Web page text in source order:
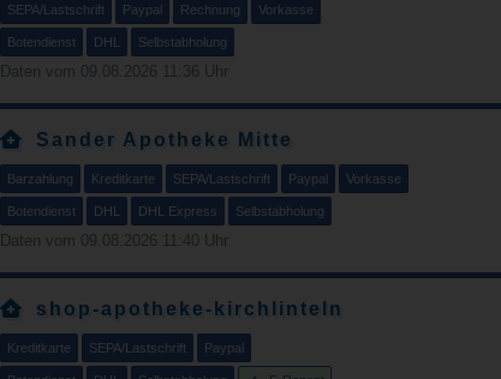
SEPA/Lastschrift Paypal Rechnung Vorkasse
Botendienst DHL Selbstabholung
Daten vom 09.08.2026 11:36 Uhr
Sander Apotheke Mitte
Barzahlung Kreditkarte SEPA/Lastschrift Paypal Vorkasse
Botendienst DHL DHL Express Selbstabholung
Daten vom 09.08.2026 11:40 Uhr
shop-apotheke-kirchlinteln
Kreditkarte SEPA/Lastschrift Paypal